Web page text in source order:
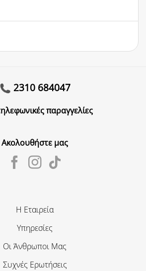
2310 684047
παραγγελίες
Ακολουθήστε μας
Η Εταιρεία
Υπηρεσίες
Οι Άνθρωποι Μας
Συχνές Ερωτήσεις